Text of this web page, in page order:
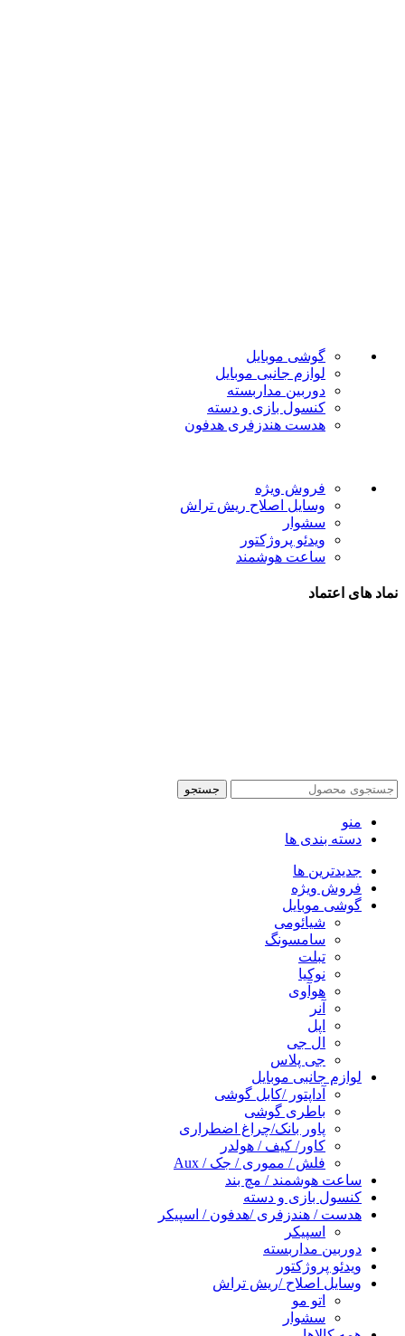
گوشی موبایل
لوازم جانبی موبایل
دوربین مداربسته
کنسول بازی و دسته
هدست هندزفری هدفون
فروش ویژه
وسایل اصلاح ریش تراش
سشوار
ویدئو پروژکتور
ساعت هوشمند
نماد های اعتماد
جستجو
منو
دسته بندی ها
جدیدترین ها
فروش ویژه
گوشی موبایل
شیائومی
سامسونگ
تبلت
نوکیا
هوآوی
آنر
اپل
ال جی
جی پلاس
لوازم جانبی موبایل
آداپتور /کابل گوشی
باطری گوشی
پاور بانک/چراغ اضطراری
کاور/ کیف / هولدر
فلش / مموری / جک / Aux
ساعت هوشمند / مچ بند
کنسول بازی و دسته
هدست / هندزفری /هدفون / اسپیکر
اسپیکر
دوربین مداربسته
ویدئو پروژکتور
وسایل اصلاح /ریش تراش
اتو مو
سشوار